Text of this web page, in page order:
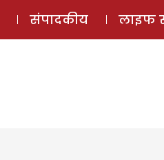
संपादकीय लाइफ